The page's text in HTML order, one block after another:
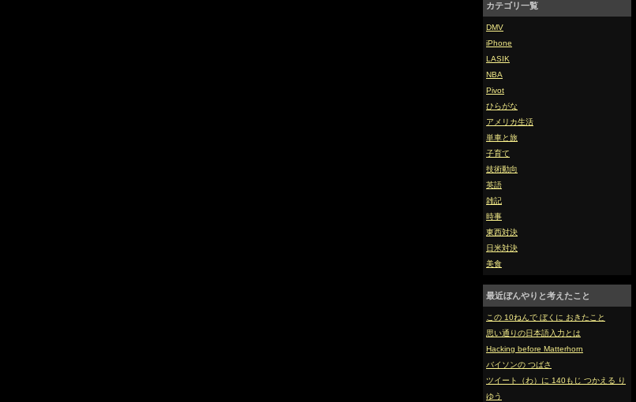
カテゴリ一覧
DMV
iPhone
LASIK
NBA
Pivot
ひらがな
アメリカ生活
単車と旅
子育て
技術動向
英語
雑記
時事
東西対決
日米対決
美食
最近ぼんやりと考えたこと
この 10ねんで ぼくに おきたこと
思い通りの日本語入力とは
Hacking before Matterhorn
バイソンの つばさ
ツイート（わ）に 140もじ つかえる り
ゆう